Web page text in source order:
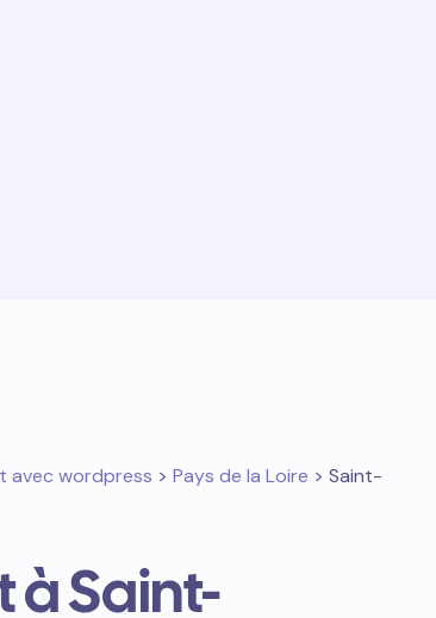
avec wordpress > Pays de la Loire > Saint-
à Saint-